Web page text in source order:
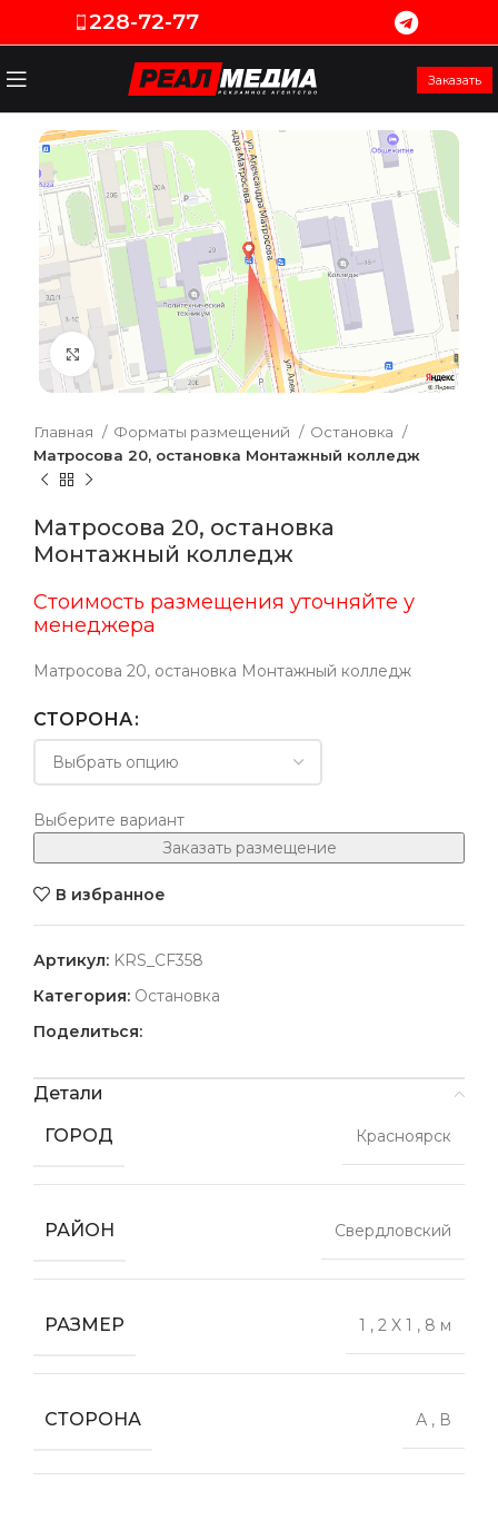
228-72-77
Заказать
Увеличить
Главная Форматы размещений
Остановка
Матросова 20, остановка Монтажный колледж
Матросова 20, остановка
Монтажный колледж
Стоимость размещения уточняйте у
менеджера
Матросова 20, остановка Монтажный колледж
СТОРОНА
Выберите вариант
Заказать размещение
В избранное
Артикул: KRS_CF358
Категория: Остановка
Поделиться:
Детали
ГОРОД
Красноярск
РАЙОН Свердловский
РАЗМЕР 1 , 2 X 1 , 8 м
СТОРОНА А , В